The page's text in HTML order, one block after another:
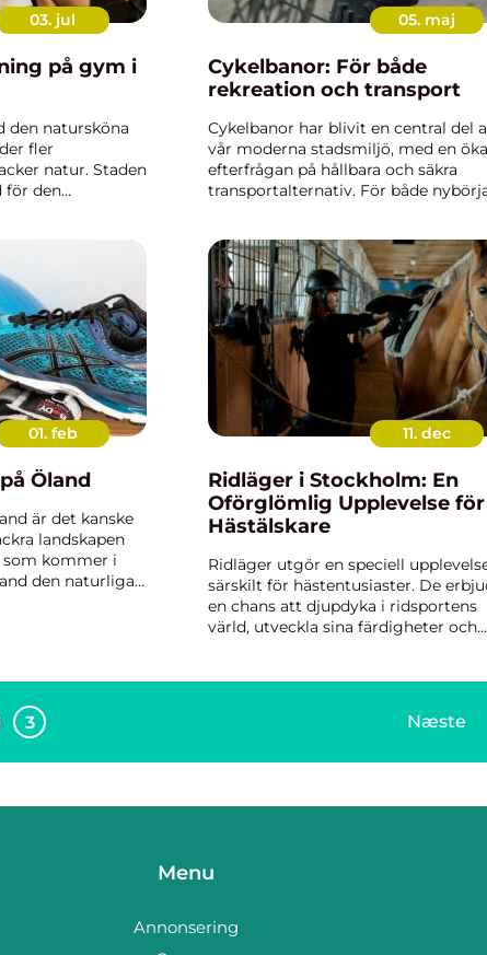
03. jul
på gym i
den natursköna
fler
natur. Staden
för den
05. maj
Cykelbanor: För både
rekreation och transport
Cykelbanor har blivit en central del
vår moderna stadsmiljö, med en
efterfrågan på hållbara och säkra
transportalternativ. För både
01. feb
Öland
är det kanske
landskapen
som kommer i
den naturliga
11. dec
Ridläger i Stockholm: En
Oförglömlig Upplevelse för
Hästälskare
Ridläger utgör en speciell
särskilt för hästentusiaster. De
en chans att djupdyka i ridsportens
värld, utveckla sina färdigheter och
3 Næste
Menu
Annonsering